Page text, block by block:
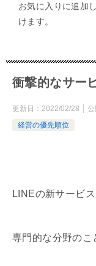
お気に入りに追加
けます。
衝撃的なサー
更新日： 2022/02/28 公
経営の優先順位
LINEの新サービ
専門的な分野のこ